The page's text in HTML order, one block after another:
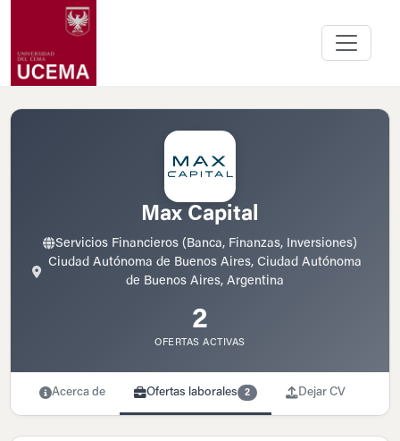
Max Capital
Servicios Financieros (Banca, Finanzas, Inversiones)
Ciudad Autónoma de Buenos Aires, Ciudad Autónoma
de Buenos Aires, Argentina
2
OFERTAS ACTIVAS
Acerca de Ofertas laborales 2 Dejar CV